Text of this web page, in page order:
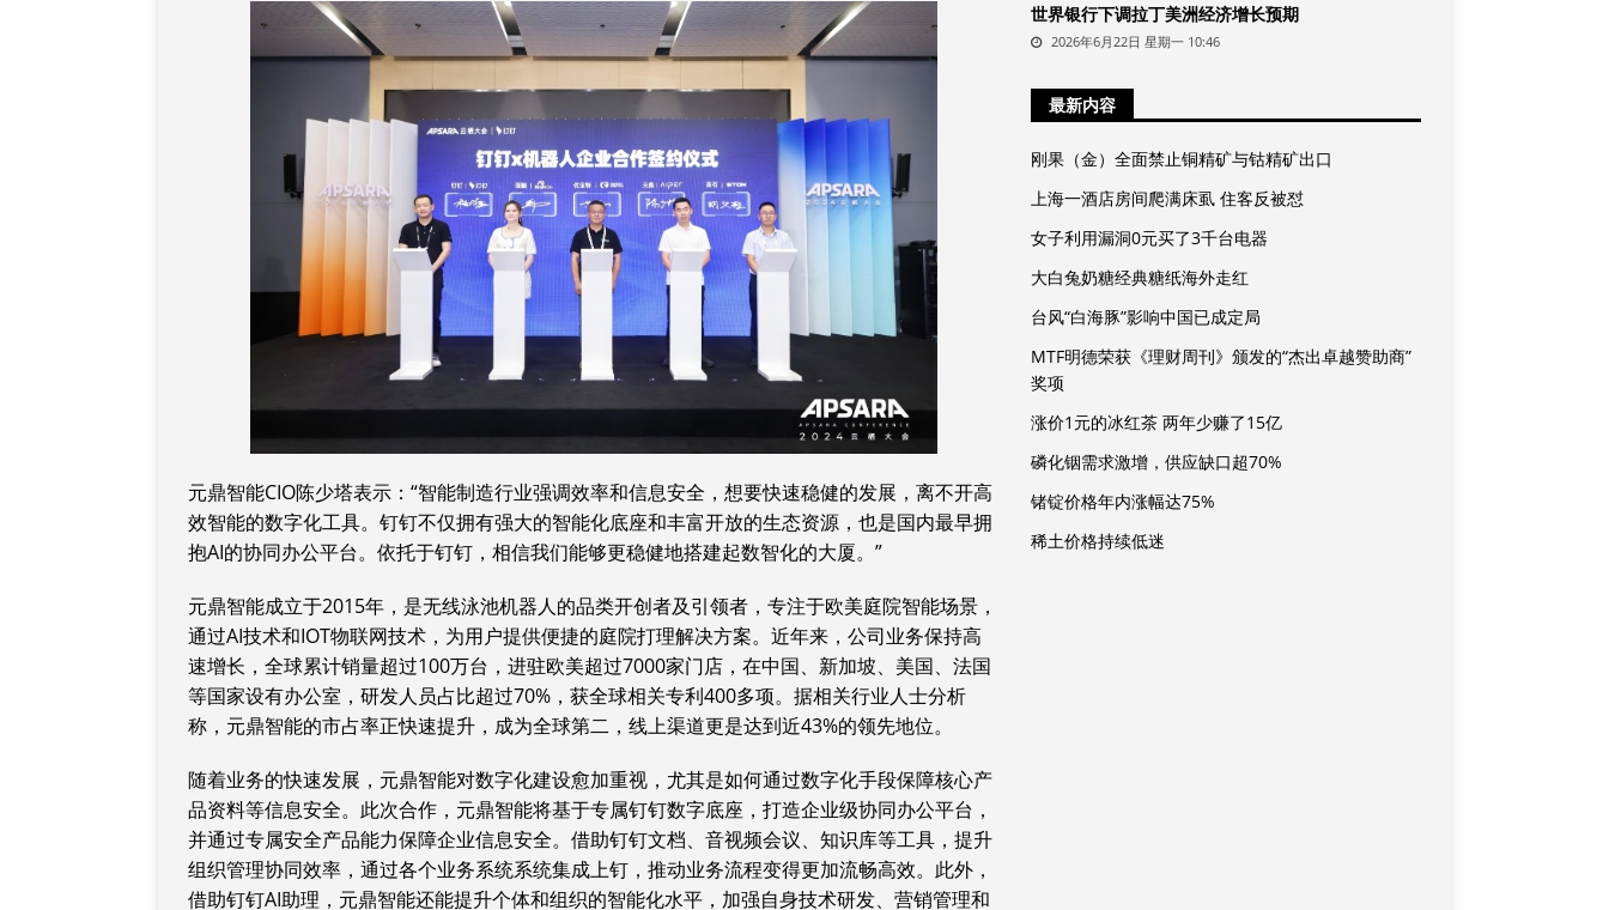
元鼎智能CIO陈少塔表示：“智能制造行业强调效率和信息安全，想要快速稳健的发展，离不开高
效智能的数字化工具。钉钉不仅拥有强大的智能化底座和丰富开放的生态资源，也是国内最早拥
抱AI的协同办公平台。依托于钉钉，相信我们能够更稳健地搭建起数智化的大厦。”
元鼎智能成立于2015年，是无线泳池机器人的品类开创者及引领者，专注于欧美庭院智能场景，
通过AI技术和IOT物联网技术，为用户提供便捷的庭院打理解决方案。近年来，公司业务保持高
速增长，全球累计销量超过100万台，进驻欧美超过7000家门店，在中国、新加坡、美国、法国
等国家设有办公室，研发人员占比超过70%，获全球相关专利400多项。据相关行业人士分析
称，元鼎智能的市占率正快速提升，成为全球第二，线上渠道更是达到近43%的领先地位。
随着业务的快速发展，元鼎智能对数字化建设愈加重视，尤其是如何通过数字化手段保障核心产
品资料等信息安全。此次合作，元鼎智能将基于专属钉钉数字底座，打造企业级协同办公平台，
并通过专属安全产品能力保障企业信息安全。借助钉钉文档、音视频会议、知识库等工具，提升
组织管理协同效率，通过各个业务系统系统集成上钉，推动业务流程变得更加流畅高效。此外，
借助钉钉AI助理，元鼎智能还能提升个体和组织的智能化水平，加强自身技术研发、营销管理和
世界银行下调拉丁美洲经济增长预期
2026年6月22日 星期一 10:46
最新内容
刚果（金）全面禁止铜精矿与钴精矿出口
上海一酒店房间爬满床虱 住客反被怼
女子利用漏洞0元买了3千台电器
大白兔奶糖经典糖纸海外走红
台风“白海豚”影响中国已成定局
MTF明德荣获《理财周刊》颁发的“杰出卓越赞助商”
奖项
涨价1元的冰红茶 两年少赚了15亿
磷化铟需求激增，供应缺口超70%
锗锭价格年内涨幅达75%
稀土价格持续低迷